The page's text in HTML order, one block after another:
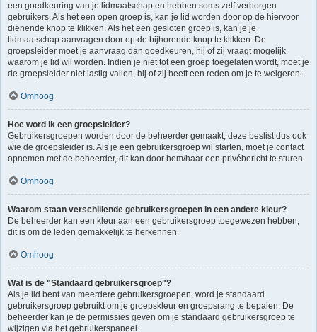
een goedkeuring van je lidmaatschap en hebben soms zelf verborgen
gebruikers. Als het een open groep is, kan je lid worden door op de hiervoor
dienende knop te klikken. Als het een gesloten groep is, kan je je
lidmaatschap aanvragen door op de bijhorende knop te klikken. De
groepsleider moet je aanvraag dan goedkeuren, hij of zij vraagt mogelijk
waarom je lid wil worden. Indien je niet tot een groep toegelaten wordt, moet je
de groepsleider niet lastig vallen, hij of zij heeft een reden om je te weigeren.
Omhoog
Hoe word ik een groepsleider?
Gebruikersgroepen worden door de beheerder gemaakt, deze beslist dus ook
wie de groepsleider is. Als je een gebruikersgroep wil starten, moet je contact
opnemen met de beheerder, dit kan door hem/haar een privébericht te sturen.
Omhoog
Waarom staan verschillende gebruikersgroepen in een andere kleur?
De beheerder kan een kleur aan een gebruikersgroep toegewezen hebben,
dit is om de leden gemakkelijk te herkennen.
Omhoog
Wat is de "Standaard gebruikersgroep"?
Als je lid bent van meerdere gebruikersgroepen, word je standaard
gebruikersgroep gebruikt om je groepskleur en groepsrang te bepalen. De
beheerder kan je de permissies geven om je standaard gebruikersgroep te
wijzigen via het gebruikerspaneel.